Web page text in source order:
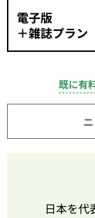
電子版
＋雑誌プラン
既に有
日本を代